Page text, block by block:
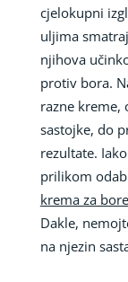
cjelokupni
uljima
njihova
protiv bora.
razne kreme,
sastojke, do
rezultate.
prilikom
krema za bore
Dakle,
na njezin